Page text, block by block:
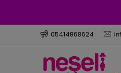
05414868624